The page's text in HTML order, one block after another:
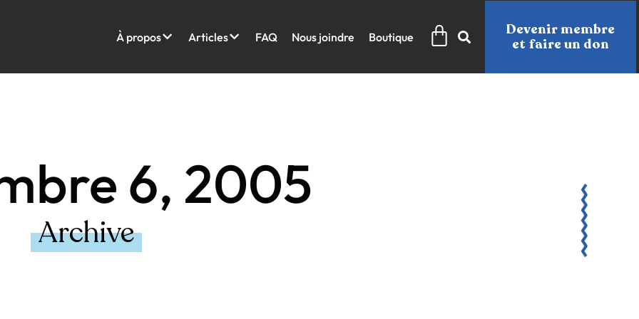
À propos Articles FAQ Nous joindre Boutique Panier
Devenir membre
et faire un don
6, 2005
Archive